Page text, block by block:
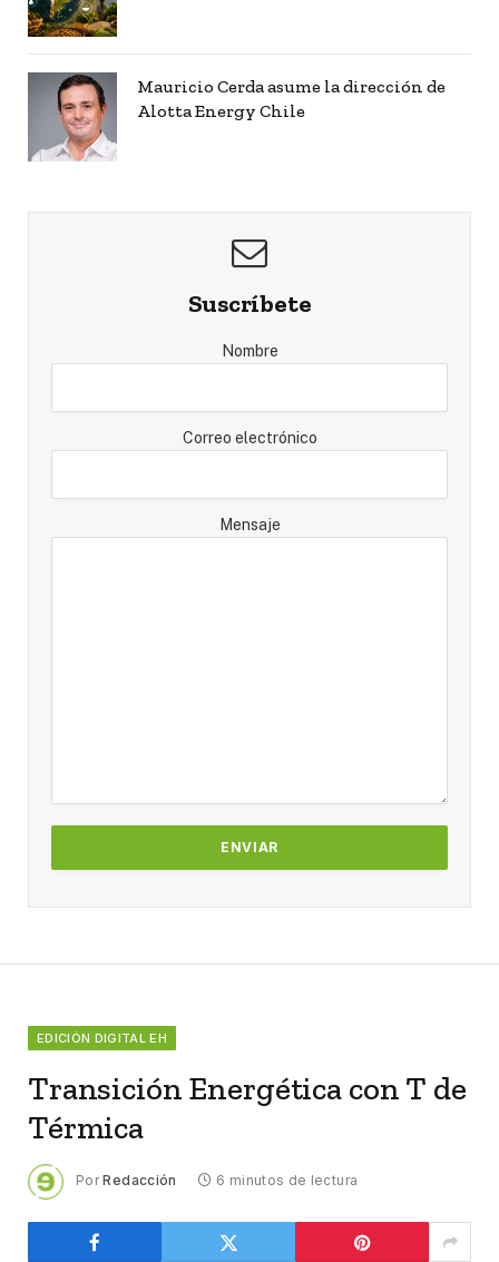
Mauricio Cerda asume la dirección de
Alotta Energy Chile
Suscríbete
Nombre
Correo electrónico
Mensaje
EDICIÓN DIGITAL EH
Transición Energética con T de
Térmica
Por Redacción 6 minutos de lectura